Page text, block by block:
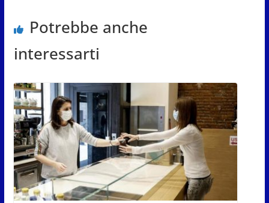
Potrebbe anche
interessarti